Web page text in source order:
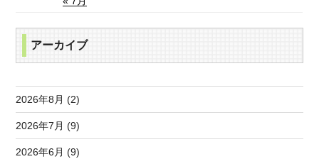
アーカイブ
2026年8月 (2)
2026年7月 (9)
2026年6月 (9)